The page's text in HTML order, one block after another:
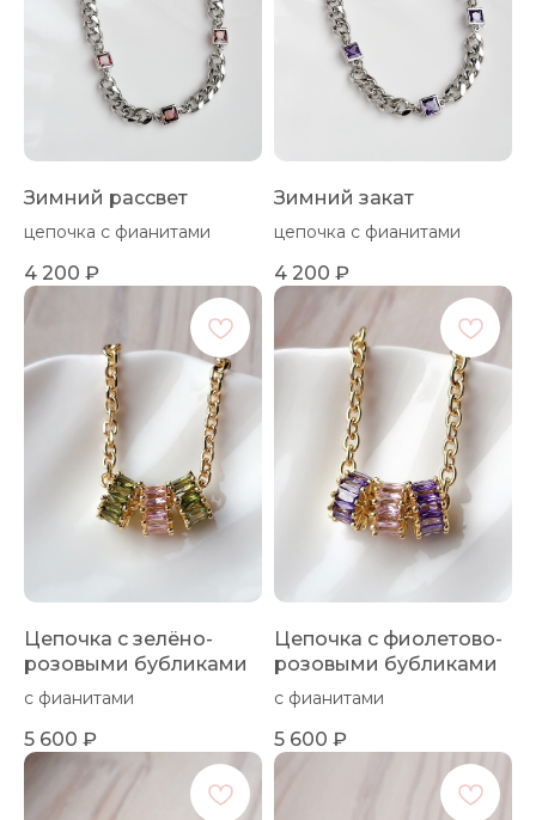
Зимний рассвет
цепочка с фианитами
4 200 ₽
Зимний закат
цепочка с фианитами
4 200 ₽
Цепочка с зелёно-
розовыми бубликами
с фианитами
5 600 ₽
Цепочка с фиолетово-
розовыми бубликами
с фианитами
5 600 ₽